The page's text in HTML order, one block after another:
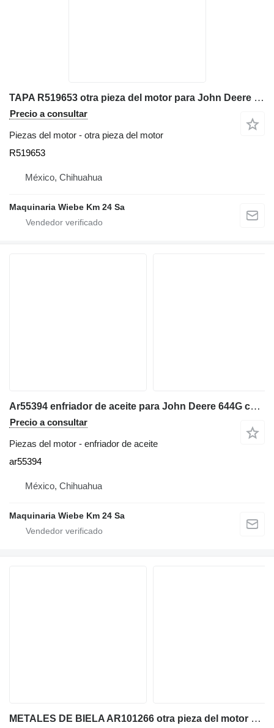
TAPA R519653 otra pieza del motor para John Deere 5030T cargadora de ruedas
Precio a consultar
Piezas del motor - otra pieza del motor
R519653
México, Chihuahua
Maquinaria Wiebe Km 24 Sa
Ar55394 enfriador de aceite para John Deere 644G cargadora de ruedas
Precio a consultar
Piezas del motor - enfriador de aceite
ar55394
México, Chihuahua
Maquinaria Wiebe Km 24 Sa
METALES DE BIELA AR101266 otra pieza del motor para John Deere 644B-646-770A-5010-5020-5400 cargadora de ruedas